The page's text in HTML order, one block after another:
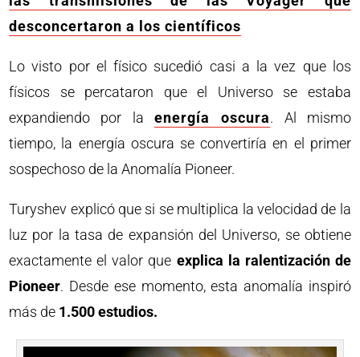
desconcertaron a los científicos
Lo visto por el físico sucedió casi a la vez que los
físicos se percataron que el Universo se estaba
expandiendo por la energía oscura. Al mismo
tiempo, la energía oscura se convertiría en el primer
sospechoso de la Anomalía Pioneer.
Turyshev explicó que si se multiplica la velocidad de la
luz por la tasa de expansión del Universo, se obtiene
exactamente el valor que explica la ralentización de
Pioneer. Desde ese momento, esta anomalía inspiró
más de 1.500 estudios.